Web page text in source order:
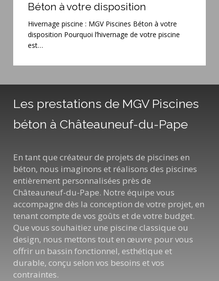
MGV
Piscines
Béton
Béton à votre disposition
Hivernage piscine : MGV Piscines Béton à votre
disposition Pourquoi l’hivernage de votre piscine
est…
Les prestations de MGV Piscines
béton à Châteauneuf-du-Pape
En tant que créateur de projets de piscines en
béton, nous imaginons et réalisons des piscines
entièrement personnalisées près de
Châteauneuf-du-Pape. Notre équipe vous
accompagne dès la conception de votre projet, en
tenant compte de vos goûts et de votre budget.
Que vous souhaitiez une piscine classique ou
design, nous mettons tout en œuvre pour vous
offrir un bassin fonctionnel, esthétique et
durable, conçu selon vos besoins et vos
contraintes.